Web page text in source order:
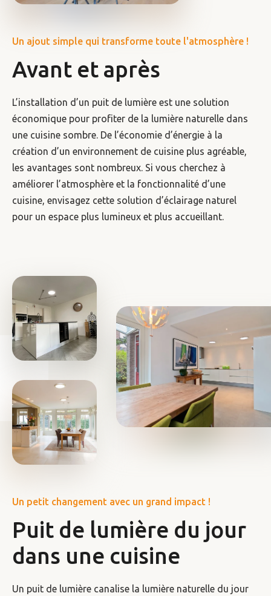
Un ajout simple qui transforme toute l'atmosphère !
Avant et après
L’installation d’un puit de lumière est une solution
économique pour profiter de la lumière naturelle dans
une cuisine sombre. De l’économie d’énergie à la
création d’un environnement de cuisine plus agréable,
les avantages sont nombreux. Si vous cherchez à
améliorer l’atmosphère et la fonctionnalité d’une
cuisine, envisagez cette solution d’éclairage naturel
pour un espace plus lumineux et plus accueillant.
Un petit changement avec un grand impact !
Puit de lumière du jour
dans une cuisine
Un puit de lumière canalise la lumière naturelle du jour